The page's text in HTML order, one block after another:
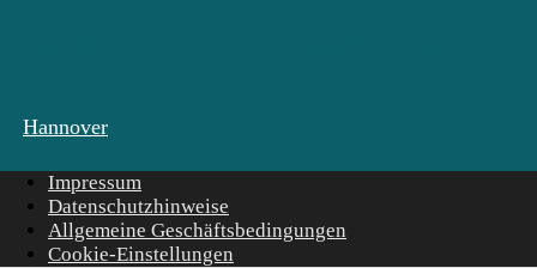
Hannover
Impressum
Datenschutzhinweise
Allgemeine Geschäftsbedingungen
Cookie-Einstellungen